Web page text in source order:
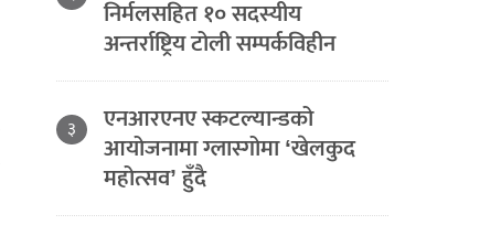
निर्मलसहित १० सदस्यीय
अन्तर्राष्ट्रिय टोली सम्पर्कविहीन
३ एनआरएनए स्कटल्यान्डको
आयोजनामा ग्लास्गोमा ‘खेलकुद
महोत्सव’ हुँदै